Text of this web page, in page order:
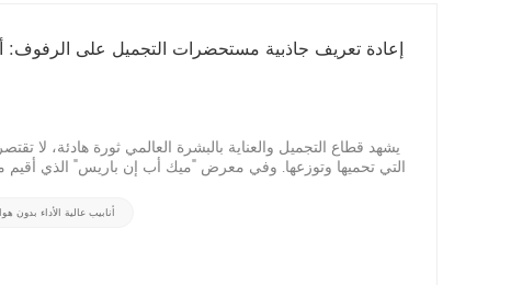
إعادة تعريف جاذبية مستحضرات التجميل على
يشهد قطاع التجميل والعناية بالبشرة العالمي ثورة هادئة، لا
أنابيب عالية الأداء بدون